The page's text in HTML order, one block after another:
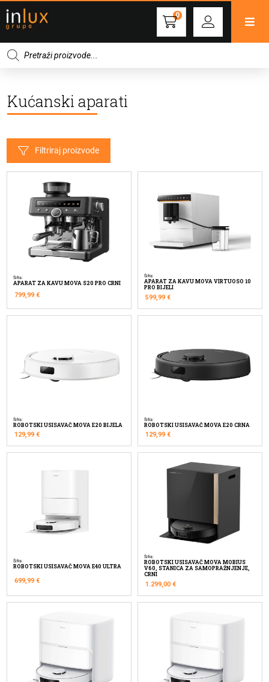
0
Products
search
Kućanski aparati
Filtriraj proizvode
Šifra:
APARAT ZA KAVU MOVA S20 PRO CRNI
799,99€
Šifra:
APARAT ZA KAVU MOVA VIRTUOSO 10
PRO BIJELI
599,99€
Šifra:
ROBOTSKI USISAVAČ MOVA E20 BIJELA
129,99€
Šifra:
ROBOTSKI USISAVAČ MOVA E20 CRNA
129,99€
Šifra:
ROBOTSKI USISAVAČ MOVA E40 ULTRA
699,99€
Šifra:
ROBOTSKI USISAVAČ MOVA MOBIUS
V60, STANICA ZA SAMOPRAŽNJENJE,
CRNI
1.299,00€